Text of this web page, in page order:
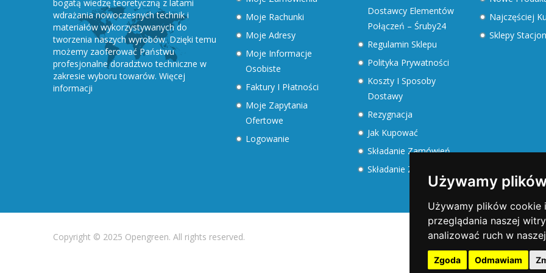
Używamy
Używamy plików cookie
przeglądania naszej
analizować ruch w
Zgoda Odmawiam
bogatą wiedzę teoretyczną z latami
wdrażania nowoczesnych technik i
materiałów wykorzystywanych do
tworzenia naszych wyrobów. Dzięki temu
możemy zaoferować Państwu
profesjonalne doradztwo techniczne w
zakresie wyboru towarów. Więcej
informacji
Moje Rachunki
Moje Adresy
Moje Informacje
Osobiste
Faktury I Płatności
Moje Zapytania
Ofertowe
Logowanie
Dostawcy Elementów
Połączeń – Śruby24
Regulamin Sklepu
Polityka Prywatności
Koszty I Sposoby
Dostawy
Rezygnacja
Jak Kupować
Składanie Zamówień
Składanie Zapytań
Najczęściej
Sklepy
Copyright © 2025 Opengreen. All rights reserved.